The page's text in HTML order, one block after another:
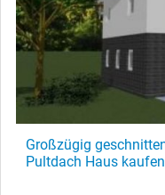
Großzügig
Pultdach Haus kaufen